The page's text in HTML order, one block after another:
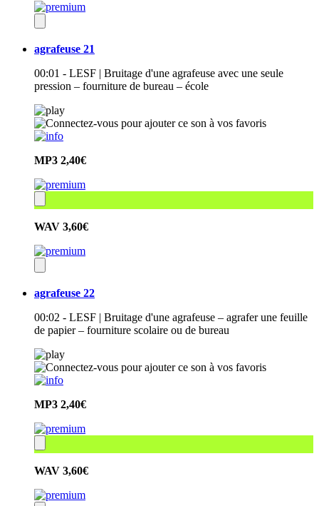
agrafeuse 21
00:01 - LESF | Bruitage d'une agrafeuse avec une seule
pression – fourniture de bureau – école
MP3 2,40€
WAV 3,60€
agrafeuse 22
00:02 - LESF | Bruitage d'une agrafeuse – agrafer une feuille
de papier – fourniture scolaire ou de bureau
MP3 2,40€
WAV 3,60€